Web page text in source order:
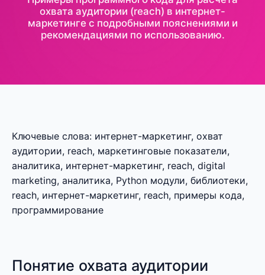
охвата аудитории (reach) в интернет-
маркетинге с подробными пояснениями и
рекомендациями по использованию.
Ключевые слова: интернет-маркетинг, охват
аудитории, reach, маркетинговые показатели,
аналитика, интернет-маркетинг, reach, digital
marketing, аналитика, Python модули, библиотеки,
reach, интернет-маркетинг, reach, примеры кода,
программирование
Понятие охвата аудитории